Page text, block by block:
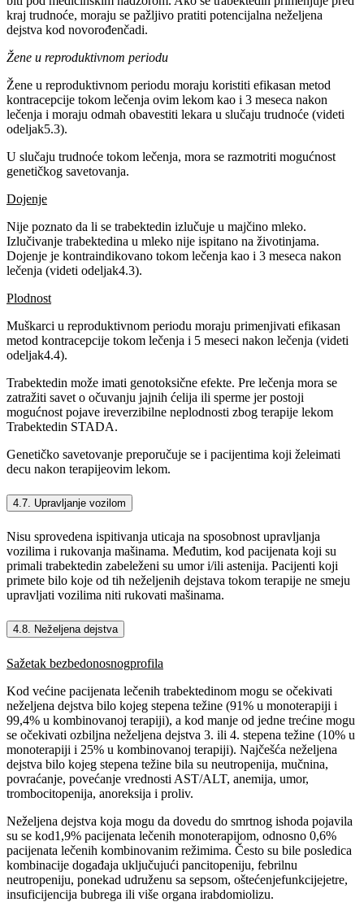
kraj trudnoće, moraju se pažljivo pratiti potencijalna neželjena
dejstva kod novorođenčadi.
Žene u reproduktivnom periodu
Žene u reproduktivnom periodu moraju koristiti efikasan metod
kontracepcije tokom lečenja ovim lekom kao i 3 meseca nakon
lečenja i moraju odmah obavestiti lekara u slučaju trudnoće (videti
odeljak5.3).
U slučaju trudnoće tokom lečenja, mora se razmotriti mogućnost
genetičkog savetovanja.
Dojenje
Nije poznato da li se trabektedin izlučuje u majčino mleko.
Izlučivanje trabektedina u mleko nije ispitano na životinjama.
Dojenje je kontraindikovano tokom lečenja kao i 3 meseca nakon
lečenja (videti odeljak4.3).
Plodnost
Muškarci u reproduktivnom periodu moraju primenjivati efikasan
metod kontracepcije tokom lečenja i 5 meseci nakon lečenja (videti
odeljak4.4).
Trabektedin može imati genotoksične efekte. Pre lečenja mora se
zatražiti savet o očuvanju jajnih ćelija ili sperme jer postoji
mogućnost pojave ireverzibilne neplodnosti zbog terapije lekom
Trabektedin STADA.
Genetičko savetovanje preporučuje se i pacijentima koji želeimati
decu nakon terapijeovim lekom.
4.7. Upravljanje vozilom
Nisu sprovedena ispitivanja uticaja na sposobnost upravljanja
vozilima i rukovanja mašinama. Međutim, kod pacijenata koji su
primali trabektedin zabeleženi su umor i/ili astenija. Pacijenti koji
primete bilo koje od tih neželjenih dejstava tokom terapije ne smeju
upravljati vozilima niti rukovati mašinama.
4.8. Neželjena dejstva
Sažetak bezbedonosnogprofila
Kod većine pacijenata lečenih trabektedinom mogu se očekivati
neželjena dejstva bilo kojeg stepena težine (91% u monoterapiji i
99,4% u kombinovanoj terapiji), a kod manje od jedne trećine mogu
se očekivati ozbiljna neželjena dejstva 3. ili 4. stepena težine (10% u
monoterapiji i 25% u kombinovanoj terapiji). Najčešća neželjena
dejstva bilo kojeg stepena težine bila su neutropenija, mučnina,
povraćanje, povećanje vrednosti AST/ALT, anemija, umor,
trombocitopenija, anoreksija i proliv.
Neželjena dejstva koja mogu da dovedu do smrtnog ishoda pojavila
su se kod1,9% pacijenata lečenih monoterapijom, odnosno 0,6%
pacijenata lečenih kombinovanim režimima. Često su bile posledica
kombinacije događaja uključujući pancitopeniju, febrilnu
neutropeniju, ponekad udruženu sa sepsom, oštećenjefunkcijejetre,
insuficijencija bubrega ili više organa irabdomiolizu.